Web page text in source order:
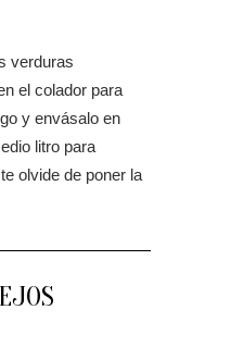
verduras
el colador para
y envásalo en
litro para
olvide de poner la